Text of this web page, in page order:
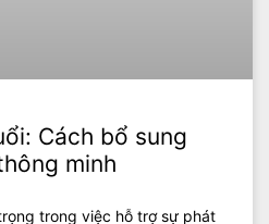
Cách bổ sung
minh
trong việc hỗ trợ sự phát